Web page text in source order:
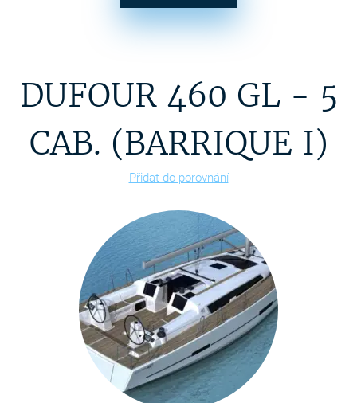
DUFOUR 460 GL - 5
CAB. (BARRIQUE I)
Přidat do porovnání